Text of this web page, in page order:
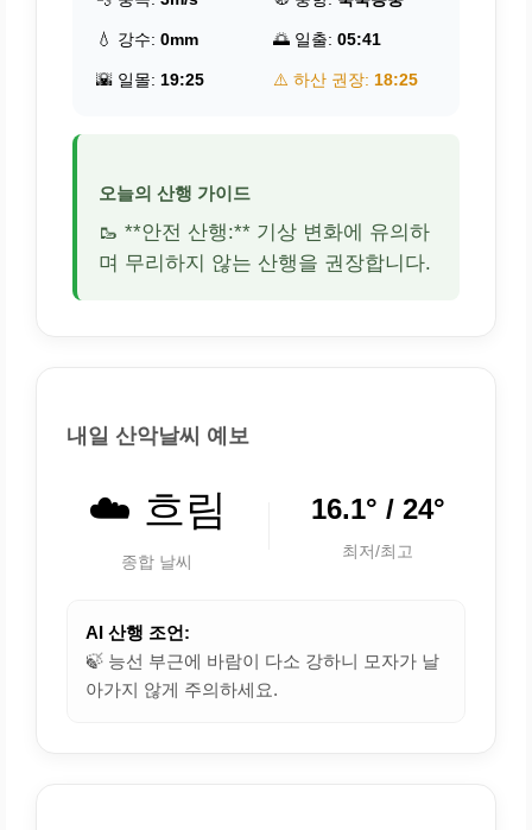
💧 강수: 0mm 🌅 일출: 05:41
🌇 일몰: 19:25 ⚠️ 하산 권장: 18:25
오늘의 산행 가이드
🥾 **안전 산행:** 기상 변화에 유의하
며 무리하지 않는 산행을 권장합니다.
내일 산악날씨 예보
☁️ 흐림
종합 날씨
16.1° / 24°
최저/최고
AI 산행 조언:
🍃 능선 부근에 바람이 다소 강하니 모자가 날
아가지 않게 주의하세요.